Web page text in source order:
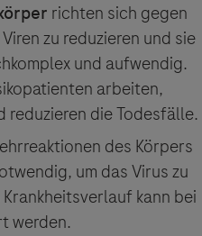
richten sich gegen
zu reduzieren und sie
und aufwendig.
arbeiten,
reduzieren die Todesfälle.
des Körpers
um das Virus zu
kann bei
werden.
angeboten.
Websites Dritter
und